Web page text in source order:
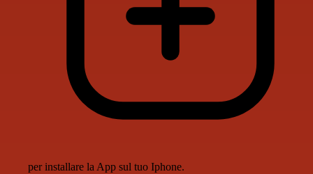
per installare la App sul tuo Iphone.